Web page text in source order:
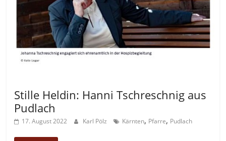
Stille Heldin: Hanni Tschreschnig aus
Pudlach
17. August 2022 Karl Pölz Kärnten, Pfarre, Pudlach